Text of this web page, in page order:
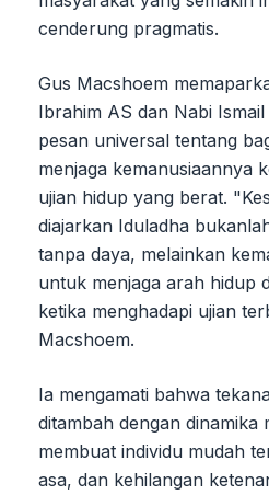
cenderung pragmatis.
Gus Macshoem
Ibrahim AS dan Nabi
pesan universal tentang
menjaga kemanusiaannya
ujian hidup yang berat.
diajarkan Iduladha
tanpa daya, melainkan
untuk menjaga arah hidup
ketika menghadapi ujian
Macshoem.
Ia mengamati bahwa
ditambah dengan dinamika
membuat individu mudah
asa, dan kehilangan